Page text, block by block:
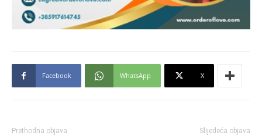
Facebook WhatsApp X
Prethodna objava Slijedeća objava